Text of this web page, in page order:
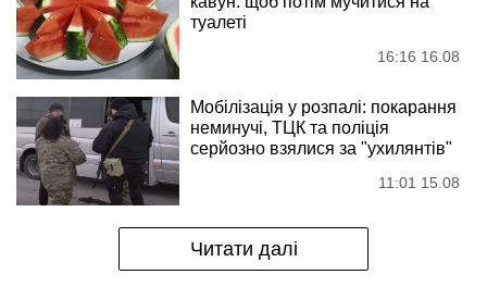
туалеті
16:16 16.08
Мобілізація у розпалі: покарання
неминучі, ТЦК та поліція
серйозно взялися за "ухилянтів"
11:01 15.08
Читати далі